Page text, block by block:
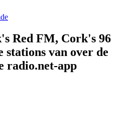
Red FM, Cork's 96
stations van over de
radio.net-app